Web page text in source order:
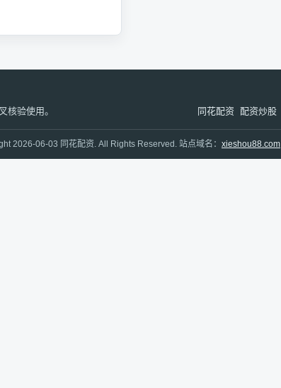
核验使用。 同花配资 配资炒股
2026-06-03 同花配资. All Rights Reserved. 站点域名： xieshou88.com